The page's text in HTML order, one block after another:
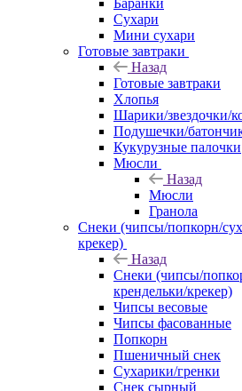
Баранки
Сухари
Мини сухари
Готовые завтраки
Назад
Готовые завтраки
Хлопья
Шарики/звездочки/
Подушечки/
Кукурузные палочки
Мюсли
Назад
Мюсли
Гранола
Снеки (чипсы/попкорн/
крекер)
Назад
Снеки (чипсы/
крендельки/крекер)
Чипсы весовые
Чипсы фасованные
Попкорн
Пшеничный снек
Сухарики/гренки
Снек сырный